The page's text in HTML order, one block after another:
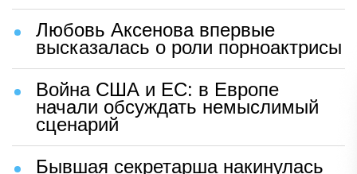
Любовь Аксенова впервые
высказалась о роли порноактрисы
Война США и ЕС: в Европе
начали обсуждать немыслимый
сценарий
Бывшая секретарша накинулась